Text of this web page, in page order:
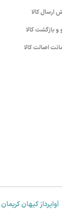
ارسال کالا
و بازگشت کالا
اصالت کالا
آواپرداز کیهان کریمان